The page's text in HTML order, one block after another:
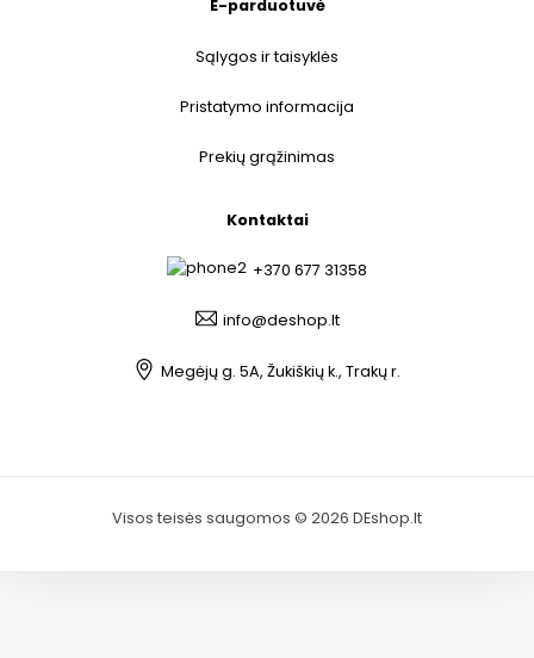
E-parduotuvė
Sąlygos ir taisyklės
Pristatymo informacija
Prekių grąžinimas
Kontaktai
+370 677 31358
info@deshop.lt
Megėjų g. 5A, Žukiškių k., Trakų r.
Visos teisės saugomos © 2026 DEshop.lt